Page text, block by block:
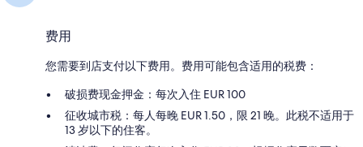
费用
您需要到店支付以下费用。费用可能包含适用的税费：
破损费现金押金：每次入住 EUR 100
征收城市税：每人每晚 EUR 1.50，限 21 晚。此税不适用于
13 岁以下的住客。